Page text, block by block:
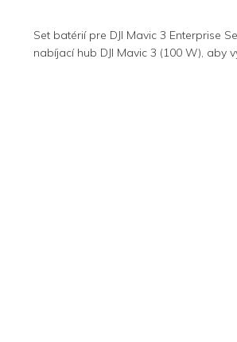
Set batérií pre DJI Mavic 3 Enterprise
nabíjací hub DJI Mavic 3 (100 W),